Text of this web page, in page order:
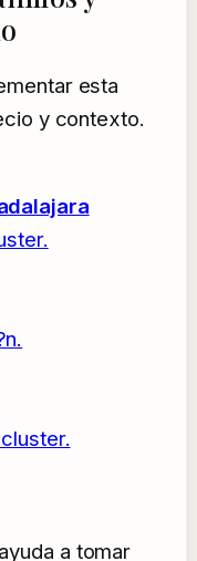
esta
y contexto.
a tomar